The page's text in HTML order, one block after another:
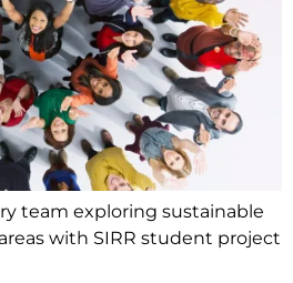
team exploring sustainable
with SIRR student project